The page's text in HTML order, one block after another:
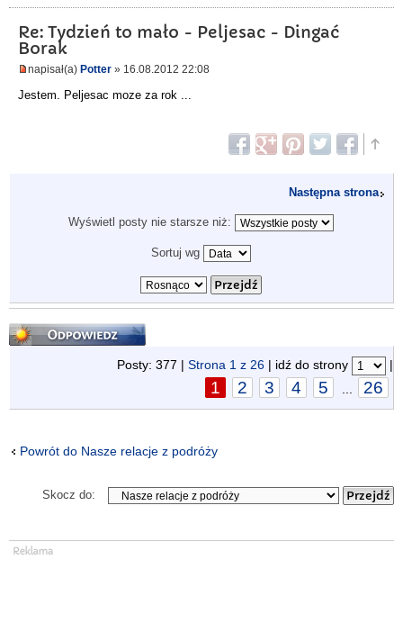
Re: Tydzień to mało - Peljesac - Dingać
Borak
napisał(a) Potter » 16.08.2012 22:08
Jestem. Peljesac moze za rok ...
Następna strona
Wyświetl posty nie starsze niż:
Sortuj wg
Odpowiedz
Posty: 377 | Strona 1 z 26 | idź do strony |
1 2 3 4 5 26
Powrót do Nasze relacje z podróży
Skocz do: